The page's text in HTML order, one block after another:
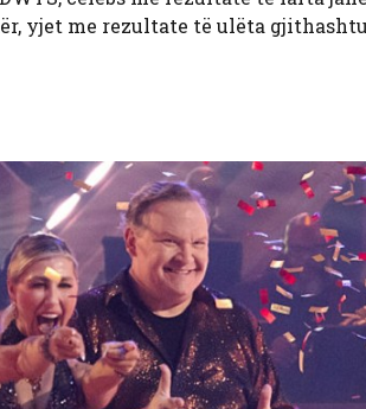
yjet me rezultate të ulëta